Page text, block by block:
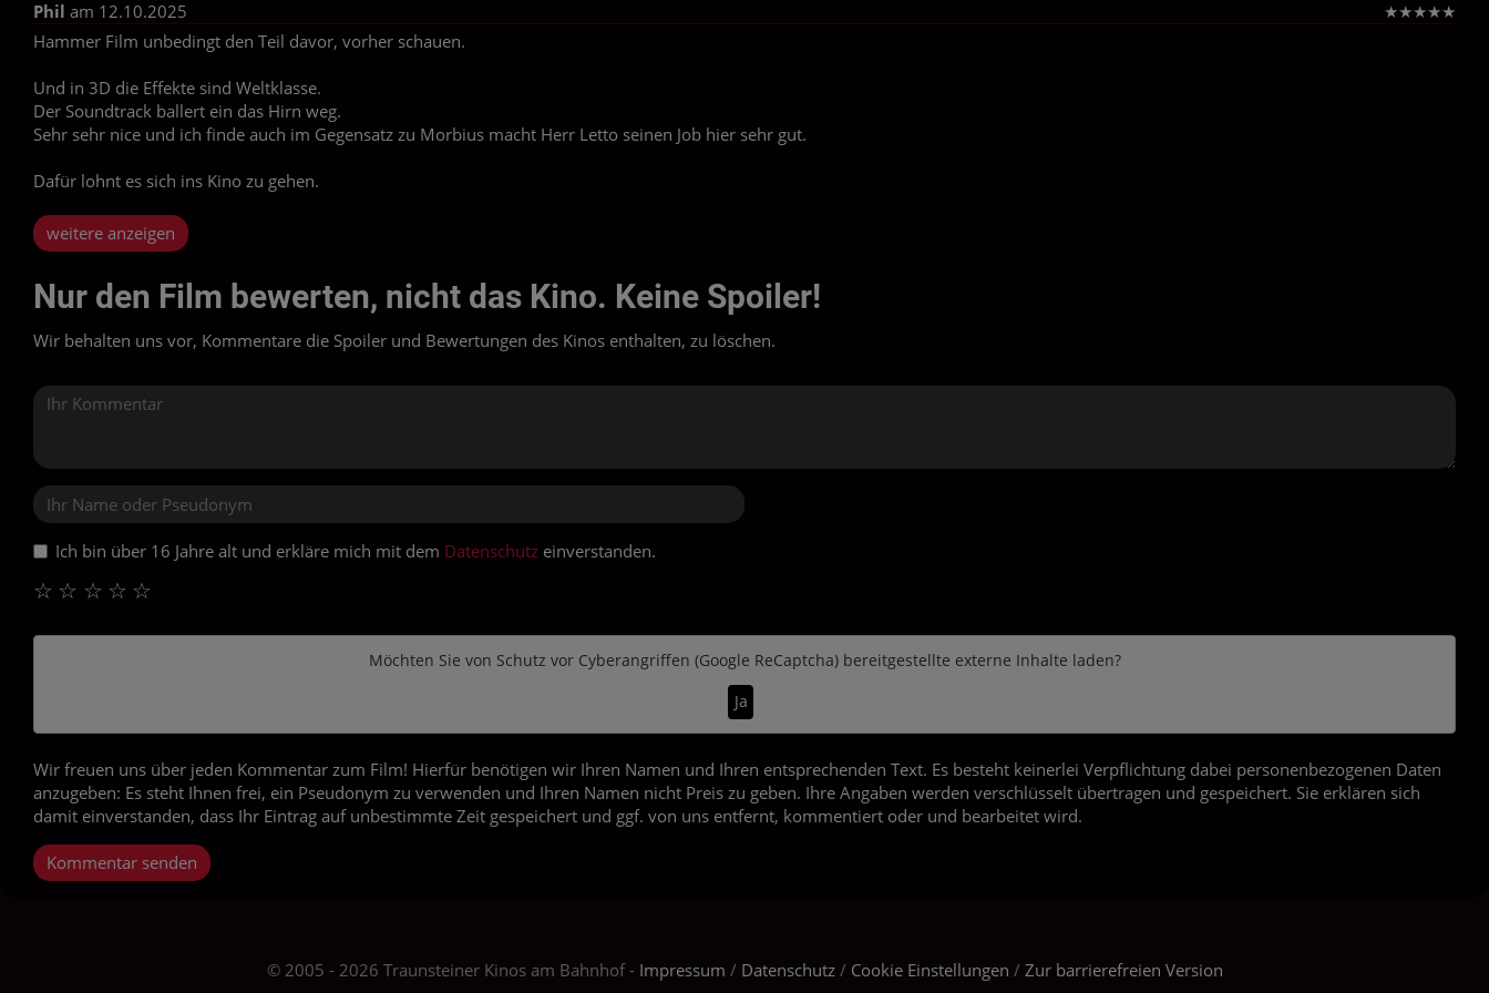
Phil am 12.10.2025 ★★★★★
Hammer Film unbedingt den Teil davor, vorher schauen.
Und in 3D die Effekte sind Weltklasse.
Der Soundtrack ballert ein das Hirn weg.
Sehr sehr nice und ich finde auch im Gegensatz zu Morbius macht Herr Letto seinen Job hier sehr gut.
Dafür lohnt es sich ins Kino zu gehen.
weitere anzeigen
Nur den Film bewerten, nicht das Kino. Keine Spoiler!
Wir behalten uns vor, Kommentare die Spoiler und Bewertungen des Kinos enthalten, zu löschen.
Ich bin über 16 Jahre alt und erkläre mich mit dem Datenschutz einverstanden.
☆
☆
☆
☆
☆
Möchten Sie von Schutz vor Cyberangriffen (Google ReCaptcha)bereitgestellte externe Inhalte laden?
Ja
Wir freuen uns über jeden Kommentar zum Film! Hierfür benötigen wir Ihren Namen und Ihren entsprechenden Text. Es besteht keinerlei Verpflichtung dabei personenbezogenen Daten
anzugeben: Es steht Ihnen frei, ein Pseudonym zu verwenden und Ihren Namen nicht Preis zu geben. Ihre Angaben werden verschlüsselt übertragen und gespeichert. Sie erklären sich
damit einverstanden, dass Ihr Eintrag auf unbestimmte Zeit gespeichert und ggf. von uns entfernt, kommentiert oder und bearbeitet wird.
Kommentar senden
© 2005 - 2026 Traunsteiner Kinos am Bahnhof - Impressum / Datenschutz/ Cookie Einstellungen / Zur barrierefreien Version